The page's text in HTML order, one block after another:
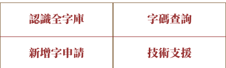
認識全字庫
全字庫介紹 全字庫現況
字碼查詢
IDS查詢 部件查詢
新增字申請 技術支援